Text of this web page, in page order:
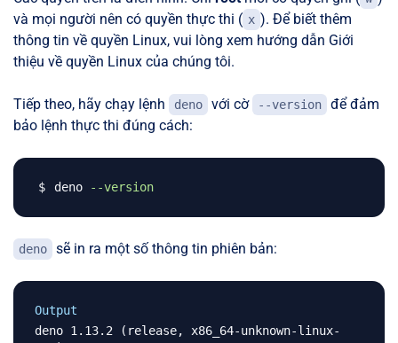
và mọi người nên có quyền thực thi ( x ). Để biết thêm
thông tin về quyền Linux, vui lòng xem hướng dẫn Giới
thiệu về quyền Linux của chúng tôi.
Tiếp theo, hãy chạy lệnh deno với cờ --version
để đảm
bảo lệnh thực thi đúng cách:
deno --version
deno sẽ in ra một số thông tin phiên bản:
Output
deno 1.13.2 (release, x86_64-unknown-linux-